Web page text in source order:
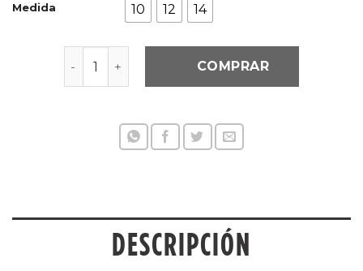
Medida 10 12 14
COMPRAR
DESCRIPCIÓN